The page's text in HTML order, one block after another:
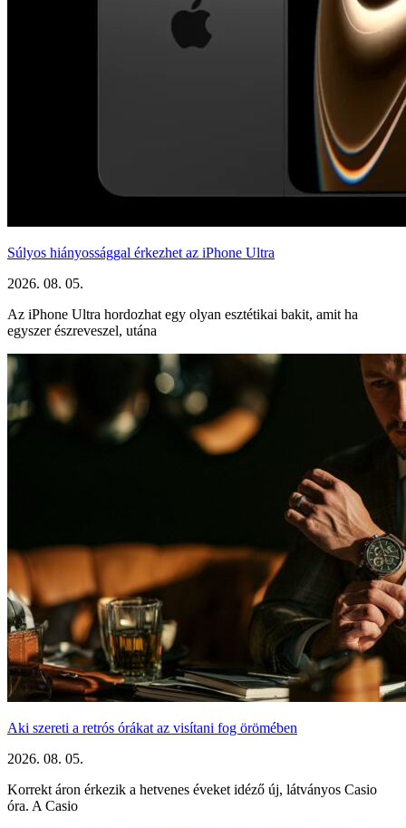
Súlyos hiányossággal érkezhet az iPhone Ultra
2026. 08. 05.
Az iPhone Ultra hordozhat egy olyan esztétikai bakit, amit ha
egyszer észreveszel, utána
Aki szereti a retrós órákat az visítani fog örömében
2026. 08. 05.
Korrekt áron érkezik a hetvenes éveket idéző új, látványos Casio
óra. A Casio